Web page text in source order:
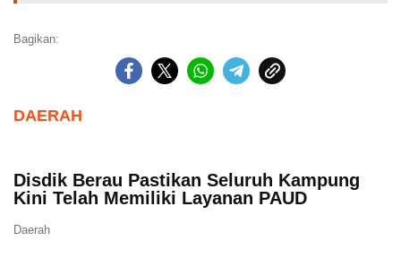
Bagikan:
DAERAH
Disdik Berau Pastikan Seluruh Kampung
Kini Telah Memiliki Layanan PAUD
Daerah